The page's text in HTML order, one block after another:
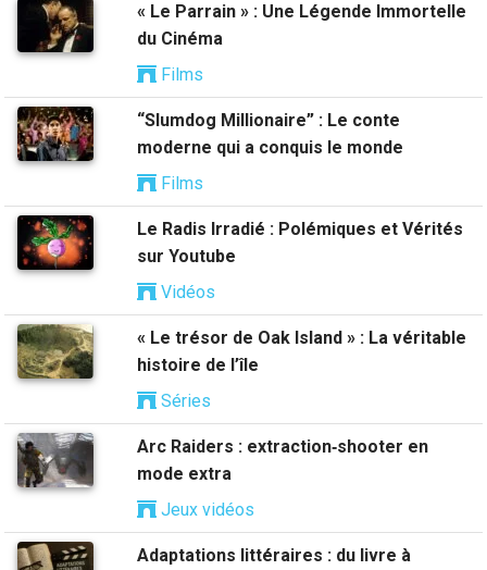
« Le Parrain » : Une Légende Immortelle
du Cinéma
Films
“Slumdog Millionaire” : Le conte
moderne qui a conquis le monde
Films
Le Radis Irradié : Polémiques et Vérités
sur Youtube
Vidéos
« Le trésor de Oak Island » : La véritable
histoire de l’île
Séries
Arc Raiders : extraction‑shooter en
mode extra
Jeux vidéos
Adaptations littéraires : du livre à